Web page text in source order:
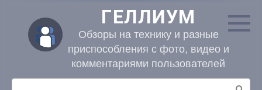
контенту
ГЕЛЛИУМ
Обзоры на технику и разные
приспособления с фото, видео и
комментариями пользователей
Поиск: